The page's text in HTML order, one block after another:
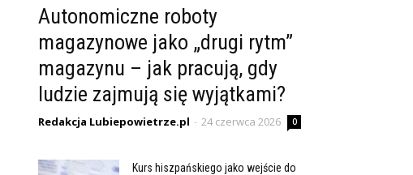
Autonomiczne roboty
magazynowe jako „drugi rytm”
magazynu – jak pracują, gdy
ludzie zajmują się wyjątkami?
Redakcja Lubiepowietrze.pl - 24 czerwca 2026 0
Kurs hiszpańskiego jako wejście do